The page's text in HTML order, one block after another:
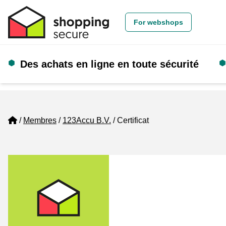
For webshops
Des achats en ligne en toute sécurité
Home
Membres 123Accu B.V. Certificat